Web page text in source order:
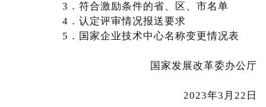
3．符合激励条件的省、区、市名单
4．认定评审情况报送要求
5．国家企业技术中心名称变更情况表
国家发展改革委办公厅
2023年3月22日